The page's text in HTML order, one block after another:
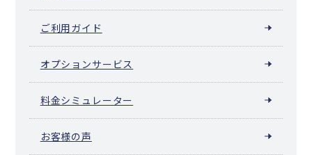
ご利用ガイド
オプションサービス
料金シミュレーター
お客様の声